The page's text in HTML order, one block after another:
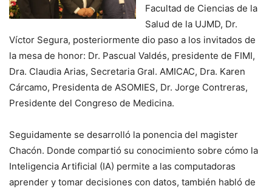
Facultad de Ciencias de la
Salud de la UJMD, Dr.
Víctor Segura, posteriormente dio paso a los invitados de
la mesa de honor: Dr. Pascual Valdés, presidente de FIMI,
Dra. Claudia Arias, Secretaria Gral. AMICAC, Dra. Karen
Cárcamo, Presidenta de ASOMIES, Dr. Jorge Contreras,
Presidente del Congreso de Medicina.
Seguidamente se desarrolló la ponencia del magister
Chacón. Donde compartió su conocimiento sobre cómo la
Inteligencia Artificial (IA) permite a las computadoras
aprender y tomar decisiones con datos, también habló de